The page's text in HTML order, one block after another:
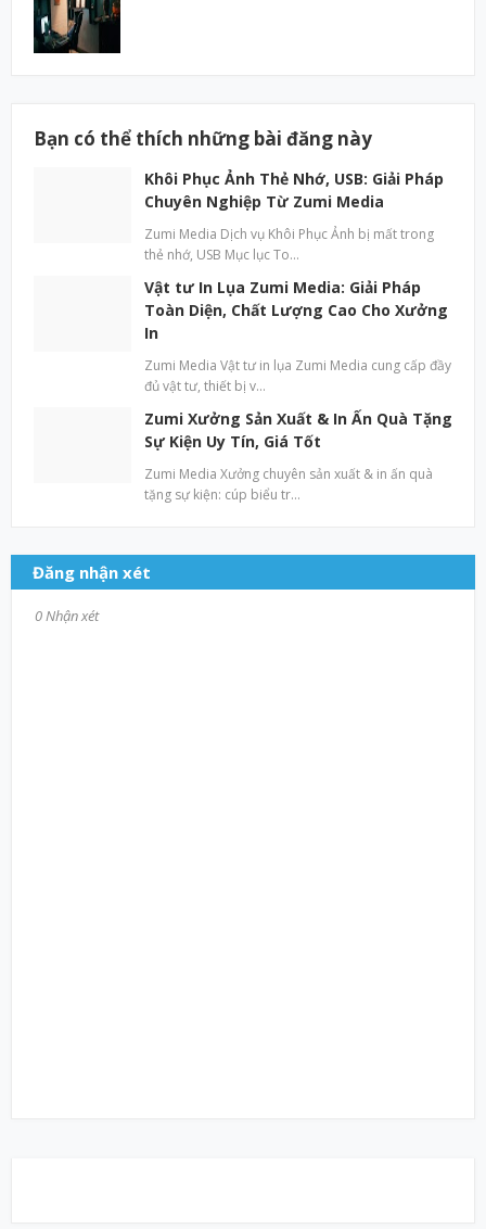
Bạn có thể thích những bài đăng này
Khôi Phục Ảnh Thẻ Nhớ, USB: Giải Pháp
Chuyên Nghiệp Từ Zumi Media
Zumi Media Dịch vụ Khôi Phục Ảnh bị mất trong
thẻ nhớ, USB Mục lục To…
Vật tư In Lụa Zumi Media: Giải Pháp
Toàn Diện, Chất Lượng Cao Cho Xưởng
In
Zumi Media Vật tư in lụa Zumi Media cung cấp đầy
đủ vật tư, thiết bị v…
Zumi Xưởng Sản Xuất & In Ấn Quà Tặng
Sự Kiện Uy Tín, Giá Tốt
Zumi Media Xưởng chuyên sản xuất & in ấn quà
tặng sự kiện: cúp biểu tr…
Đăng nhận xét
0 Nhận xét